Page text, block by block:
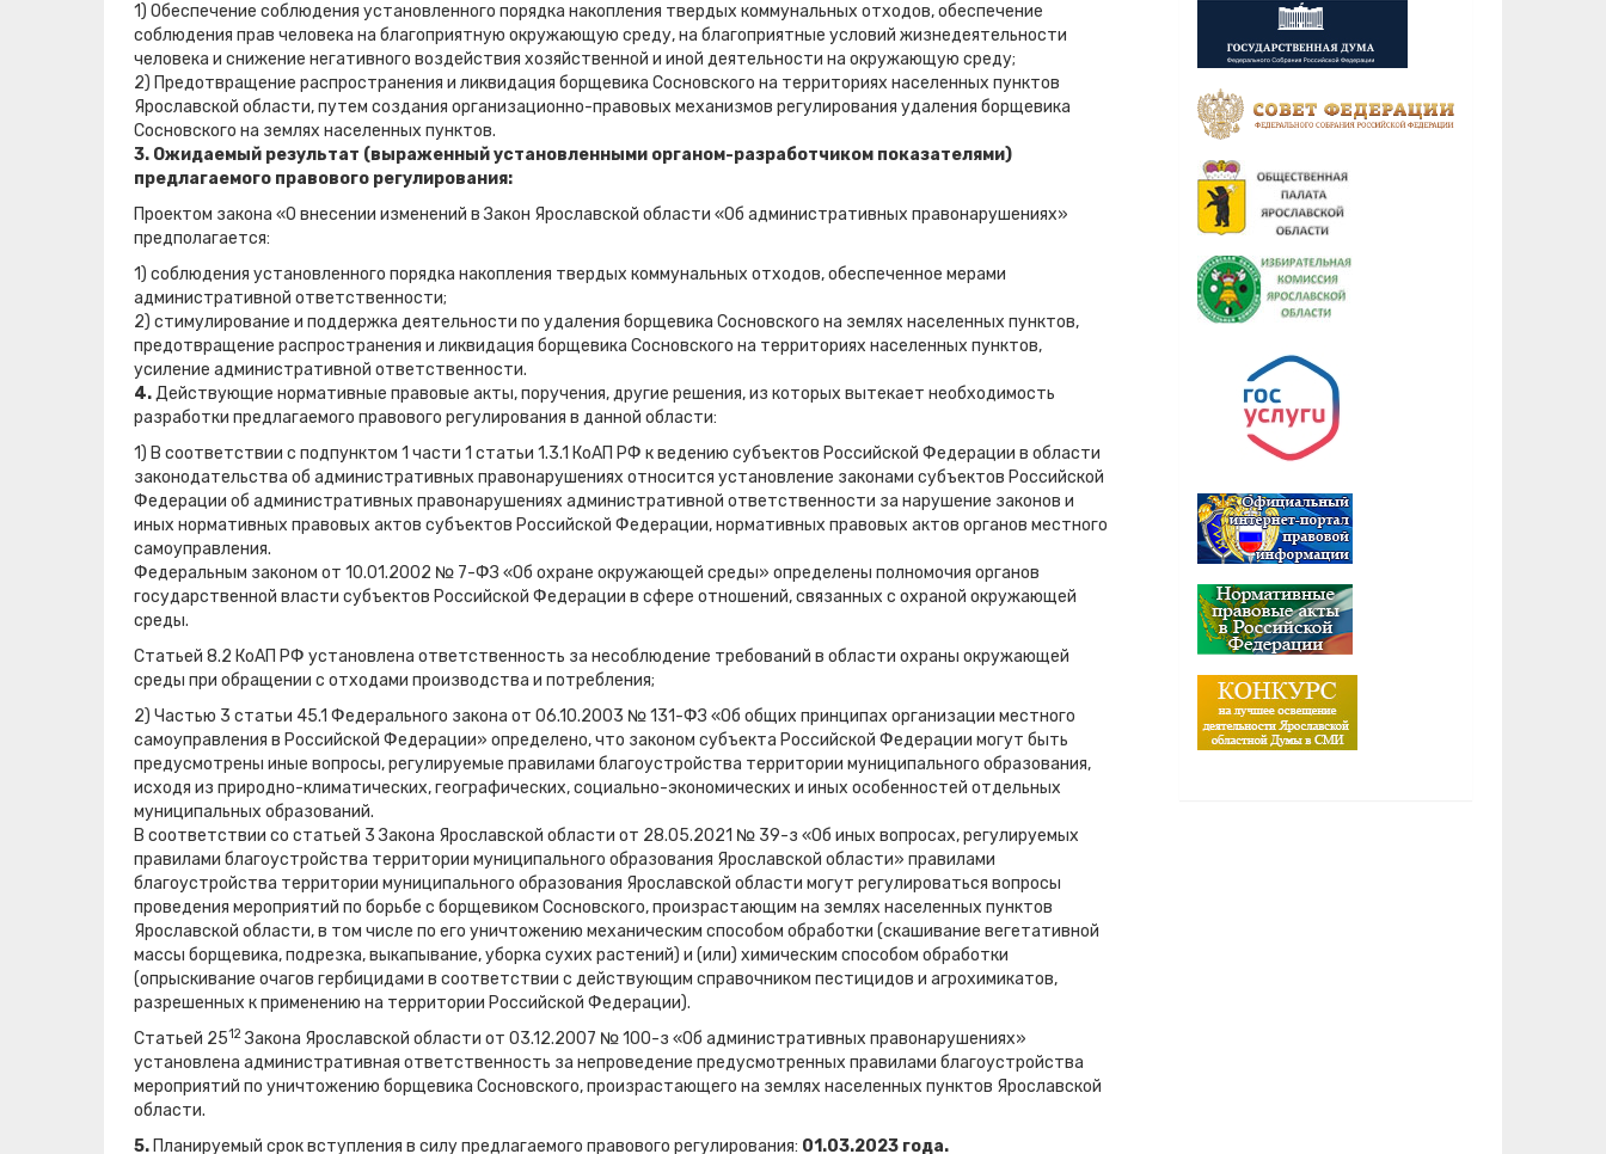
1) Обеспечение соблюдения установленного порядка накопления твердых коммунальных отходов, обеспечение
соблюдения прав человека на благоприятную окружающую среду, на благоприятные условий жизнедеятельности
человека и снижение негативного воздействия хозяйственной и иной деятельности на окружающую среду;
2) Предотвращение распространения и ликвидация борщевика Сосновского на территориях населенных пунктов
Ярославской области, путем создания организационно-правовых механизмов регулирования удаления борщевика
Сосновского на землях населенных пунктов.
3. Ожидаемый результат (выраженный установленными органом-разработчиком показателями)
предлагаемого правового регулирования:
Проектом закона «О внесении изменений в Закон Ярославской области «Об административных правонарушениях»
предполагается:
1) соблюдения установленного порядка накопления твердых коммунальных отходов, обеспеченное мерами
административной ответственности;
2) стимулирование и поддержка деятельности по удаления борщевика Сосновского на землях населенных пунктов,
предотвращение распространения и ликвидация борщевика Сосновского на территориях населенных пунктов,
усиление административной ответственности.
4.Действующие нормативные правовые акты, поручения, другие решения, из которых вытекает необходимость
разработки предлагаемого правового регулирования в данной области:
1) В соответствии с подпунктом 1 части 1 статьи 1.3.1 КоАП РФ к ведению субъектов Российской Федерации в области
законодательства об административных правонарушениях относится установление законами субъектов Российской
Федерации об административных правонарушениях административной ответственности за нарушение законов и
иных нормативных правовых актов субъектов Российской Федерации, нормативных правовых актов органов местного
самоуправления.
Федеральным законом от 10.01.2002 № 7-ФЗ «Об охране окружающей среды» определены полномочия органов
государственной власти субъектов Российской Федерации в сфере отношений, связанных с охраной окружающей
среды.
Статьей 8.2 КоАП РФ установлена ответственность за несоблюдение требований в области охраны окружающей
среды при обращении с отходами производства и потребления;
2) Частью 3 статьи 45.1 Федерального закона от 06.10.2003 № 131-ФЗ «Об общих принципах организации местного
самоуправления в Российской Федерации» определено, что законом субъекта Российской Федерации могут быть
предусмотрены иные вопросы, регулируемые правилами благоустройства территории муниципального образования,
исходя из природно-климатических, географических, социально-экономических и иных особенностей отдельных
муниципальных образований.
В соответствии со статьей 3 Закона Ярославской области от 28.05.2021 № 39-з «Об иных вопросах, регулируемых
правилами благоустройства территории муниципального образования Ярославской области» правилами
благоустройства территории муниципального образования Ярославской области могут регулироваться вопросы
проведения мероприятий по борьбе с борщевиком Сосновского, произрастающим на землях населенных пунктов
Ярославской области, в том числе по его уничтожению механическим способом обработки (скашивание вегетативной
массы борщевика, подрезка, выкапывание, уборка сухих растений) и (или) химическим способом обработки
(опрыскивание очагов гербицидами в соответствии с действующим справочником пестицидов и агрохимикатов,
разрешенных к применению на территории Российской Федерации).
Статьей 2512Закона Ярославской области от 03.12.2007 № 100-з «Об административных правонарушениях»
установлена административная ответственность за непроведение предусмотренных правилами благоустройства
мероприятий по уничтожению борщевика Сосновского, произрастающего на землях населенных пунктов Ярославской
области.
5. Планируемый срок вступления в силу предлагаемого правового регулирования: 01.03.2023 года.